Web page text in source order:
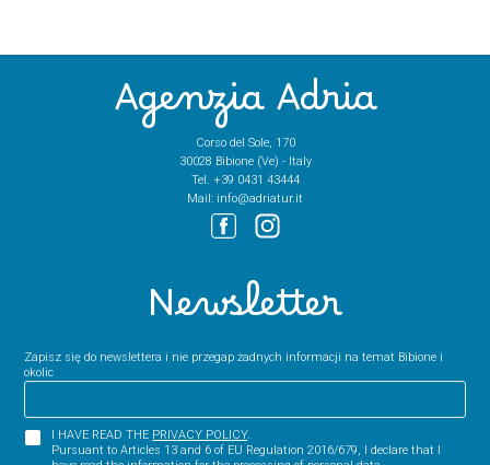
Agenzia Adria
Corso del Sole, 170
30028 Bibione (Ve) - Italy
Tel. +39 0431 43444
Mail: info@adriatur.it
Newsletter
Zapisz się do newslettera i nie przegap żadnych informacji na temat Bibione i
okolic
I HAVE READ THE PRIVACY POLICY.
Pursuant to Articles 13 and 6 of EU Regulation 2016/679, I declare that I